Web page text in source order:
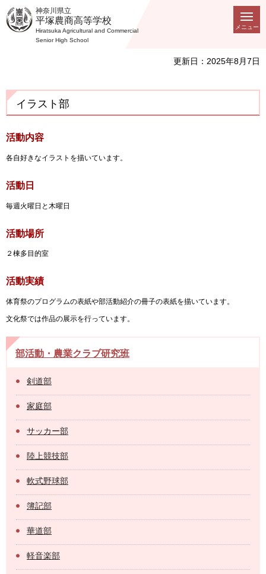
神奈川県立
平塚農商高等学校
Hiratsuka Agricultural and Commercial
Senior High School
メニュー
更新日：2025年8月7日
イラスト部
活動内容
各自好きなイラストを描いています。
活動日
毎週火曜日と木曜日
活動場所
２棟多目的室
活動実績
体育祭のプログラムの表紙や部活動紹介の冊子の表紙を描いています。
文化祭では作品の展示を行っています。
部活動・農業クラブ研究班
剣道部
家庭部
サッカー部
陸上競技部
軟式野球部
簿記部
華道部
軽音楽部